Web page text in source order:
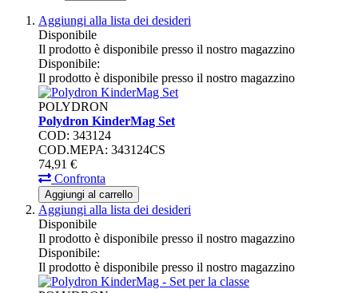
Aggiungi alla lista dei desideri
Disponibile
Il prodotto è disponibile presso il nostro magazzino
Disponibile:
Il prodotto è disponibile presso il nostro magazzino
POLYDRON
Polydron KinderMag Set
COD: 343124
COD.MEPA: 343124CS
74,91 €
Confronta
Aggiungi al carrello
Aggiungi alla lista dei desideri
Disponibile
Il prodotto è disponibile presso il nostro magazzino
Disponibile:
Il prodotto è disponibile presso il nostro magazzino